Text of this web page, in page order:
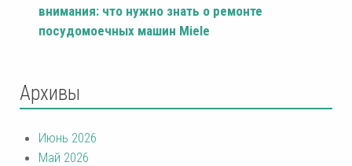
внимания: что нужно знать о ремонте
посудомоечных машин Miele
Архивы
Июнь 2026
Май 2026